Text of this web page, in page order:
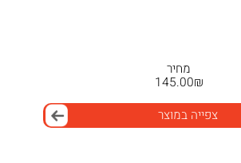
מחיר
₪
145.00
צפייה במוצר